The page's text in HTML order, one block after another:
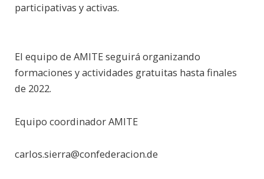
participativas y activas.
El equipo de AMITE seguirá organizando
formaciones y actividades gratuitas hasta finales
de 2022.
Equipo coordinador AMITE
carlos.sierra@confederacion.de